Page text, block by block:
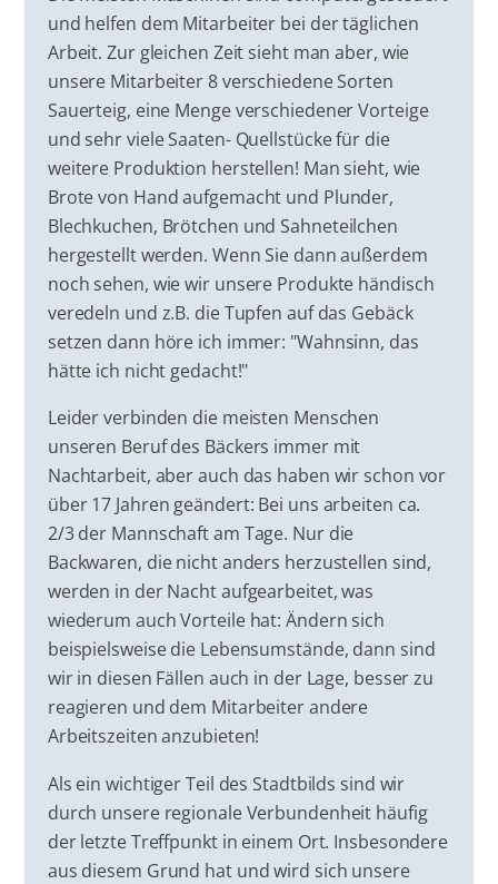
und helfen dem Mitarbeiter bei der täglichen
Arbeit. Zur gleichen Zeit sieht man aber, wie
unsere Mitarbeiter 8 verschiedene Sorten
Sauerteig, eine Menge verschiedener Vorteige
und sehr viele Saaten- Quellstücke für die
weitere Produktion herstellen! Man sieht, wie
Brote von Hand aufgemacht und Plunder,
Blechkuchen, Brötchen und Sahneteilchen
hergestellt werden. Wenn Sie dann außerdem
noch sehen, wie wir unsere Produkte händisch
veredeln und z.B. die Tupfen auf das Gebäck
setzen dann höre ich immer: "Wahnsinn, das
hätte ich nicht gedacht!"
Leider verbinden die meisten Menschen
unseren Beruf des Bäckers immer mit
Nachtarbeit, aber auch das haben wir schon vor
über 17 Jahren geändert: Bei uns arbeiten ca.
2/3 der Mannschaft am Tage. Nur die
Backwaren, die nicht anders herzustellen sind,
werden in der Nacht aufgearbeitet, was
wiederum auch Vorteile hat: Ändern sich
beispielsweise die Lebensumstände, dann sind
wir in diesen Fällen auch in der Lage, besser zu
reagieren und dem Mitarbeiter andere
Arbeitszeiten anzubieten!
Als ein wichtiger Teil des Stadtbilds sind wir
durch unsere regionale Verbundenheit häufig
der letzte Treffpunkt in einem Ort. Insbesondere
aus diesem Grund hat und wird sich unsere